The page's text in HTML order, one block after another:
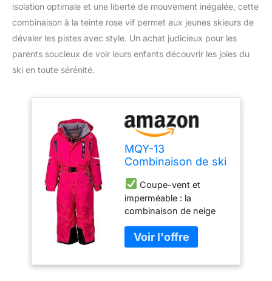
isolation optimale et une liberté de mouvement inégalée, cette
combinaison à la teinte rose vif permet aux jeunes skieurs de
dévaler les pistes avec style. Un achat judicieux pour les
parents soucieux de voir leurs enfants découvrir les joies du
ski en toute sérénité.
MQY-13
Combinaison de ski
et fille Unisexe,
Rose, 128/134 cm
Coupe-vent et
imperméable : la
combinaison de neige
d'eau de 10 000 mm et
des coutures soudées,